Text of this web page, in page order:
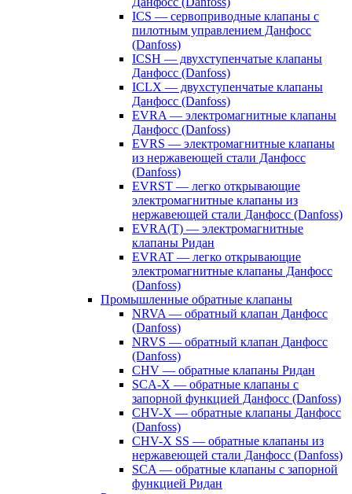
ICS — сервоприводные клапаны с
пилотным управлением Данфосс
(Danfoss)
ICSH — двухступенчатые клапаны
Данфосс (Danfoss)
ICLX — двухступенчатые клапаны
Данфосс (Danfoss)
EVRA — электромагнитные клапаны
Данфосс (Danfoss)
EVRS — электромагнитные клапаны
из нержавеющей стали Данфосс
(Danfoss)
EVRST — легко открывающие
электромагнитные клапаны из
нержавеющей стали Данфосс (Danfoss)
EVRA(T) — электромагнитные
клапаны Ридан
EVRAT — легко открывающие
электромагнитные клапаны Данфосс
(Danfoss)
Промышленные обратные клапаны
NRVA — обратный клапан Данфосс
(Danfoss)
NRVS — обратный клапан Данфосс
(Danfoss)
CHV — обратные клапаны Ридан
SCA-X — обратные клапаны с
запорной функцией Данфосс (Danfoss)
CHV-X — обратные клапаны Данфосс
(Danfoss)
CHV-X SS — обратные клапаны из
нержавеющей стали Данфосс (Danfoss)
SCA — обратные клапаны с запорной
функцией Ридан